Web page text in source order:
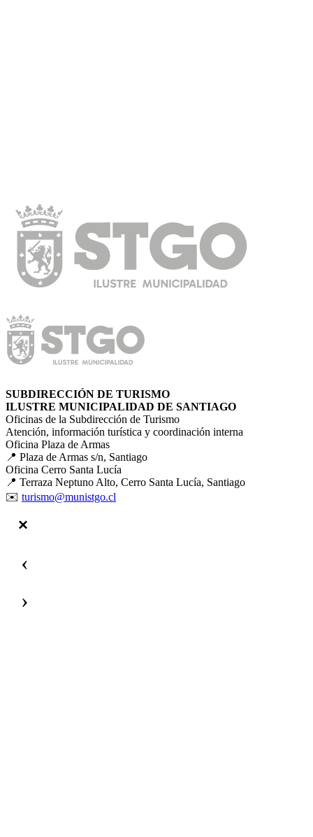
SUBDIRECCIÓN DE TURISMO
ILUSTRE MUNICIPALIDAD DE SANTIAGO
Oficinas de la Subdirección de Turismo
Atención, información turística y coordinación interna
Oficina Plaza de Armas
📍 Plaza de Armas s/n, Santiago
Oficina Cerro Santa Lucía
📍 Terraza Neptuno Alto, Cerro Santa Lucía, Santiago
✉️ turismo@munistgo.cl
‹
›